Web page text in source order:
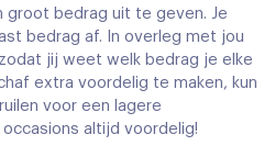
groot bedrag uit te geven. Je
bedrag af. In overleg met jou
jij weet welk bedrag je elke
extra voordelig te maken, kun
voor een lagere
altijd voordelig!